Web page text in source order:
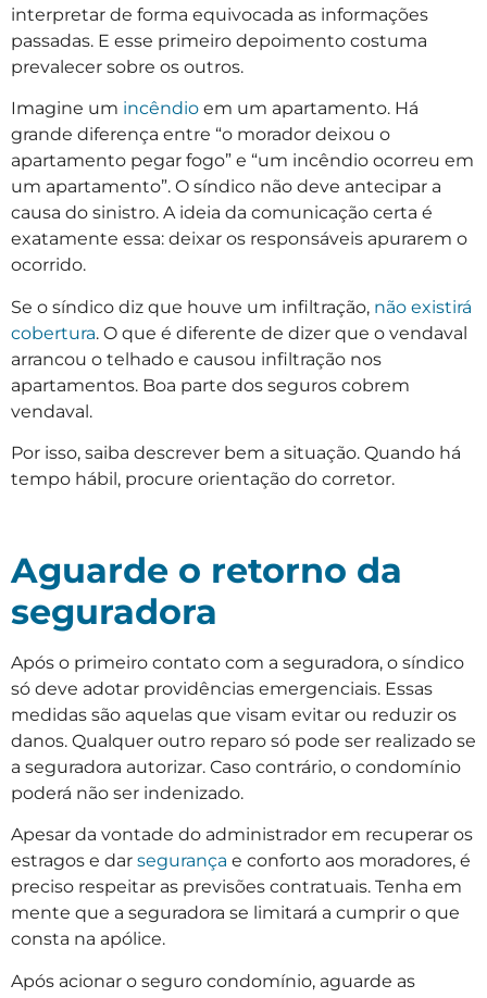
interpretar de forma equivocada as informações
passadas. E esse primeiro depoimento costuma
prevalecer sobre os outros.
Imagine um incêndio em um apartamento. Há
grande diferença entre “o morador deixou o
apartamento pegar fogo” e “um incêndio ocorreu em
um apartamento”. O síndico não deve antecipar a
causa do sinistro. A ideia da comunicação certa é
exatamente essa: deixar os responsáveis apurarem o
ocorrido.
Se o síndico diz que houve um infiltração, não existirá
cobertura. O que é diferente de dizer que o vendaval
arrancou o telhado e causou infiltração nos
apartamentos. Boa parte dos seguros cobrem
vendaval.
Por isso, saiba descrever bem a situação. Quando há
tempo hábil, procure orientação do corretor.
Aguarde o retorno da
seguradora
Após o primeiro contato com a seguradora, o síndico
só deve adotar providências emergenciais. Essas
medidas são aquelas que visam evitar ou reduzir os
danos. Qualquer outro reparo só pode ser realizado se
a seguradora autorizar. Caso contrário, o condomínio
poderá não ser indenizado.
Apesar da vontade do administrador em recuperar os
estragos e dar segurança e conforto aos moradores, é
preciso respeitar as previsões contratuais. Tenha em
mente que a seguradora se limitará a cumprir o que
consta na apólice.
Após acionar o seguro condomínio, aguarde as